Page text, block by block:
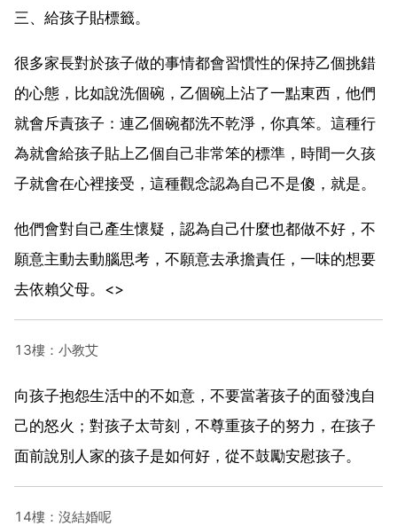
三、給孩子貼標籤。
很多家長對於孩子做的事情都會習慣性的保持乙個挑錯
的心態，比如說洗個碗，乙個碗上沾了一點東西，他們
就會斥責孩子：連乙個碗都洗不乾淨，你真笨。這種行
為就會給孩子貼上乙個自己非常笨的標準，時間一久孩
子就會在心裡接受，這種觀念認為自己不是傻，就是。
他們會對自己產生懷疑，認為自己什麼也都做不好，不
願意主動去動腦思考，不願意去承擔責任，一味的想要
去依賴父母。<>
13樓：小教艾
向孩子抱怨生活中的不如意，不要當著孩子的面發洩自
己的怒火；對孩子太苛刻，不尊重孩子的努力，在孩子
面前說別人家的孩子是如何好，從不鼓勵安慰孩子。
14樓：沒結婚呢